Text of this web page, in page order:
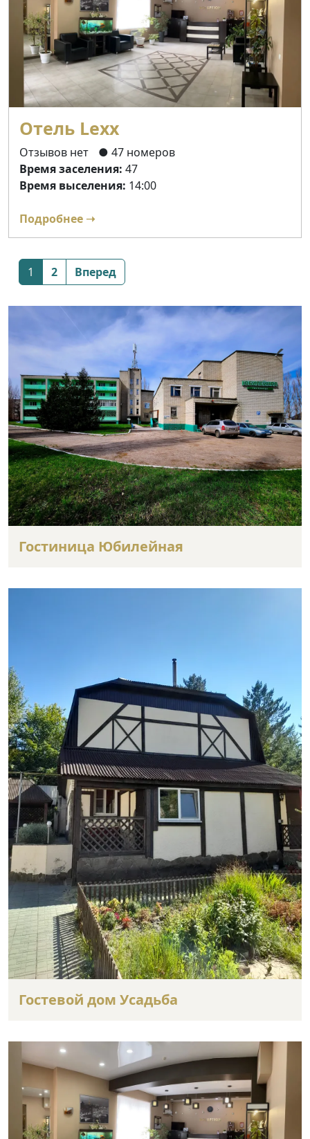
Отель Lexx
Отзывов нет
● 47 номеров
Время заселения: 47
Время выселения: 14:00
Подробнее ➝
Posts
navigation
1 2 Вперед
Гостиница Юбилейная
Гостевой дом Усадьба